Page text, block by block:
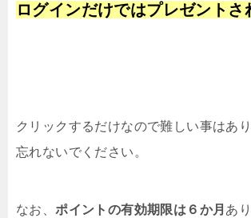
ログインだけではプレゼントさ
クリックするだけなので難しい事はあ
忘れないでください。
なお、ポイントの有効期限は６か月 あ